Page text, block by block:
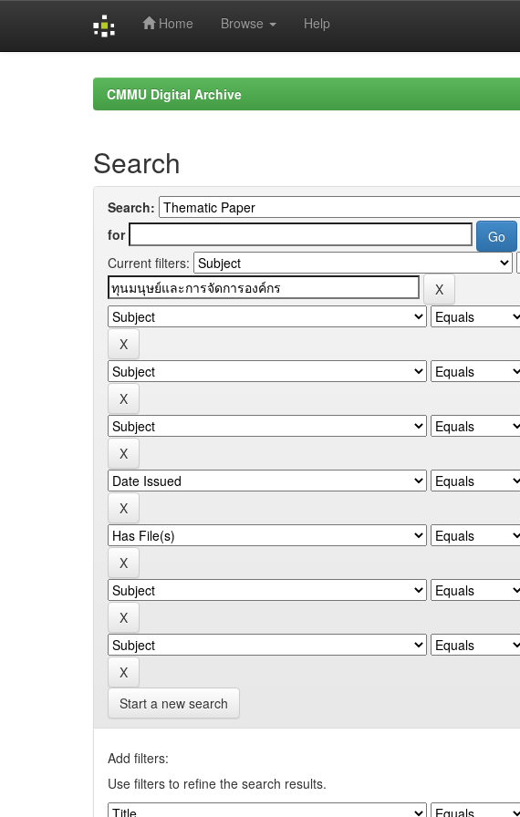
Home Browse Help
CMMU Digital Archive
Search
Search:
for
Current filters:
Start a new search
Add filters:
Use filters to refine the search results.